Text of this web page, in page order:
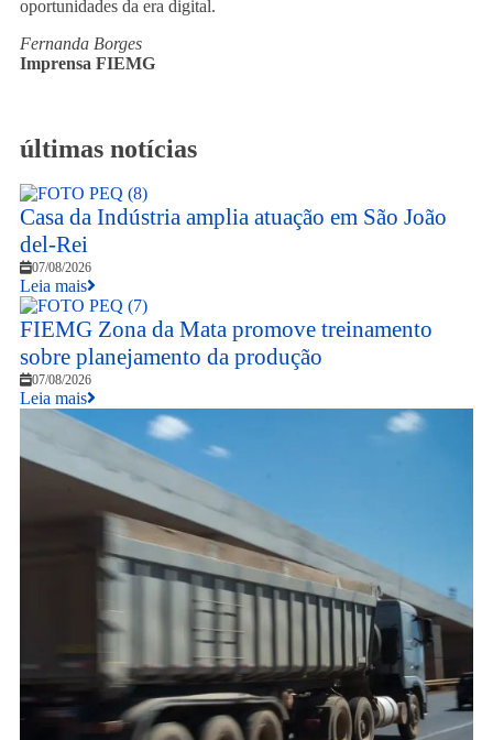
oportunidades da era digital.
Fernanda Borges
Imprensa FIEMG
últimas notícias
Casa da Indústria amplia atuação em São João
del-Rei
07/08/2026
Leia mais
FIEMG Zona da Mata promove treinamento
sobre planejamento da produção
07/08/2026
Leia mais